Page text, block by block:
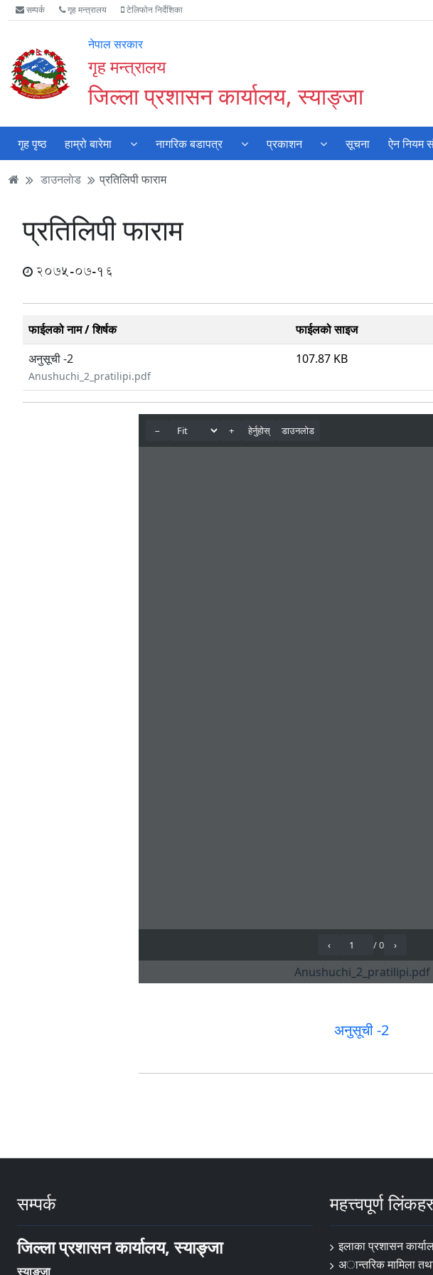
Accessibility
Mode
गर्नुहोस्
मुख्य
सामाग्री
मुख्य
नेभिगेसन
वेबसाइट
खोजमा
सम्पर्क गृह मन्त्रालय टेलिफोन निर्देशिका
नेपाल सरकार
गृह मन्त्रालय
जिल्ला प्रशासन कार्यालय, स्याङ्जा
गृह पृष्ठ हाम्रो बारेमा नागरिक बडापत्र प्रकाशन सूचना ऐन नियम
डाउनलाेड प्रतिलिपी फाराम
प्रतिलिपी फाराम
2075-07-16
फाईलको नाम / शिर्षक फाईलको साइज
अनुसूची -2
Anushuchi_2_pratilipi.pdf
107.87 KB
अनुसूची -2
सम्पर्क
जिल्ला प्रशासन कार्यालय, स्याङ्जा
स्याङ्जा
महत्त्वपूर्ण
इलाका प्रशासन
अान्तरिक मामिला